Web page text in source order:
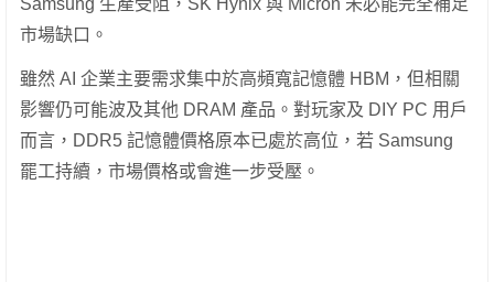
Samsung 生產受阻，SK Hynix 與 Micron 未必能完全補足
市場缺口。
雖然 AI 企業主要需求集中於高頻寬記憶體 HBM，但相關
影響仍可能波及其他 DRAM 產品。對玩家及 DIY PC 用戶
而言，DDR5 記憶體價格原本已處於高位，若 Samsung
罷工持續，市場價格或會進一步受壓。